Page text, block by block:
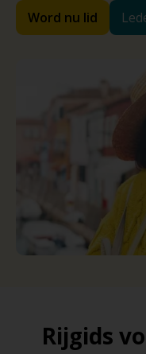
Word nu lid
Rijgids